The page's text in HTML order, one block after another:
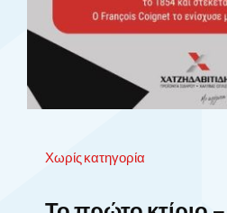
Χωρίς κατηγορία